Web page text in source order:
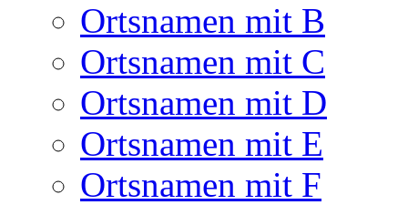
Ortsnamen mit B
Ortsnamen mit C
Ortsnamen mit D
Ortsnamen mit E
Ortsnamen mit F